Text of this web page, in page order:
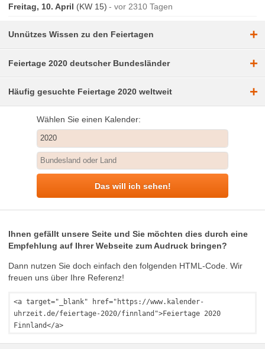
Freitag, 10. April (KW 15) vor 2310 Tagen
Unnützes Wissen zu den Feiertagen +
Feiertage 2020 deutscher Bundesländer +
Häufig gesuchte Feiertage 2020 weltweit +
Wählen Sie einen Kalender:
Das will ich sehen!
Ihnen gefällt unsere Seite und Sie möchten dies durch eine
Empfehlung auf Ihrer Webseite zum Audruck bringen?
Dann nutzen Sie doch einfach den folgenden HTML-Code. Wir
freuen uns über Ihre Referenz!
<a target="_blank" href="https://www.kalender-
uhrzeit.de/feiertage-2020/finnland">Feiertage 2020
Finnland</a>